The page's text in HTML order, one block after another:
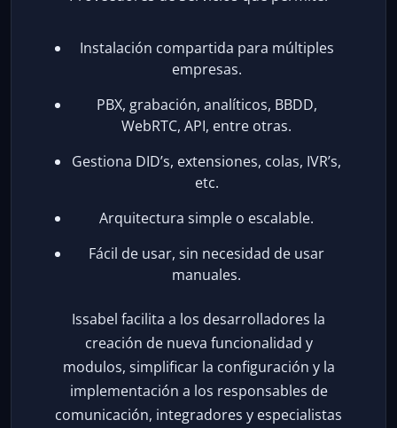
Instalación compartida para múltiples
empresas.
PBX, grabación, analíticos, BBDD,
WebRTC, API, entre otras.
Gestiona DID’s, extensiones, colas, IVR’s,
etc.
Arquitectura simple o escalable.
Fácil de usar, sin necesidad de usar
manuales.
Issabel facilita a los desarrolladores la
creación de nueva funcionalidad y
modulos, simplificar la configuración y la
implementación a los responsables de
comunicación, integradores y especialistas